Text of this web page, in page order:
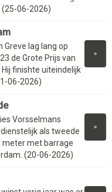
(25-06-2026)
»
Greve lag lang op
de Grote Prijs van
finishte uiteindelijk
06-2026)
»
Vorsselmans
als tweede
meter met barrage
(20-06-2026)